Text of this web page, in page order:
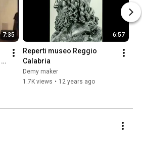
7:35 6:57
Reperti museo Reggio
Calabria
Demy maker
1.7K views • 12 years ago